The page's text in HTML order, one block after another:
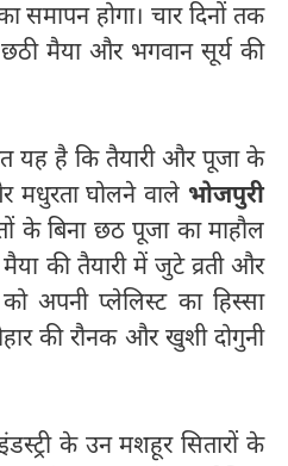
समापन होगा। चार दिनों तक
मैया और भगवान सूर्य की
यह है कि तैयारी और पूजा के
मधुरता घोलने वाले भोजपुरी
के बिना छठ पूजा का माहौल
की तैयारी में जुटे व्रती और
अपनी प्लेलिस्ट का हिस्सा
की रौनक और खुशी दोगुनी
के उन मशहूर सितारों के